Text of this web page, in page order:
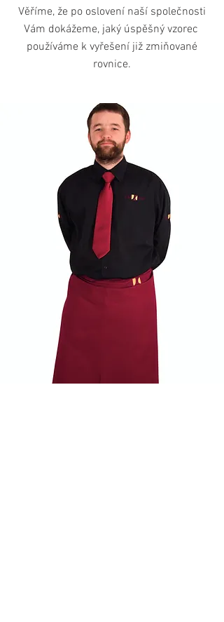
Věříme, že po oslovení naší společnosti
Vám dokážeme, jaký úspěšný vzorec
používáme k vyřešení již zmiňované
rovnice.